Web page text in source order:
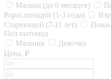
Малыш (до 6 месяцев)
Взрослеющий (1-3 года)
Стареющий (7-11 лет)
Пол питомца
Мальчик
Девочка
Цена, ₽